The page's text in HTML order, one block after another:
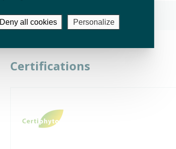
Certifications
Deny all cookies Personalize